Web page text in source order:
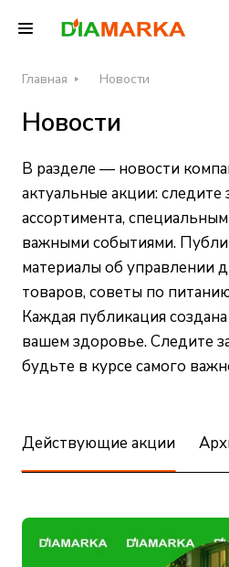
Главная Новости
Новости
В разделе — новости
актуальные акции:
ассортимента,
важными событиями.
материалы об управлении
товаров, советы по
Каждая публикация
вашем здоровье. Следите
будьте в курсе самого
Действующие акции